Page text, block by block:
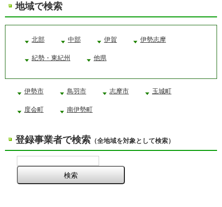
地域で検索
北部 中部 伊賀 伊勢志摩
紀勢・東紀州 他県
伊勢市 鳥羽市 志摩市 玉城町
度会町 南伊勢町
登録事業者で検索 （全地域を対象として検索）